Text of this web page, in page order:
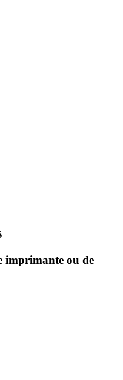
imprimante ou de